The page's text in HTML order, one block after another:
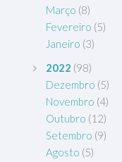
Março (8)
Fevereiro (5)
Janeiro (3)
2022 (98)
Dezembro (5)
Novembro (4)
Outubro (12)
Setembro (9)
Agosto (5)